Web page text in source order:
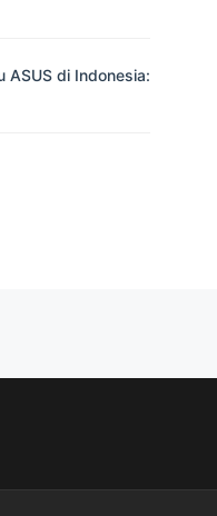
ASUS di Indonesia: